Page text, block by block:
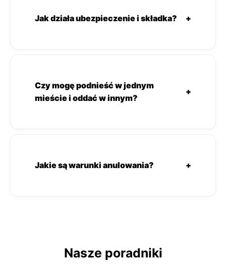
Jak działa ubezpieczenie i składka? +
Czy mogę podnieść w jednym
mieście i oddać w innym?
+
Jakie są warunki anulowania? +
Nasze poradniki